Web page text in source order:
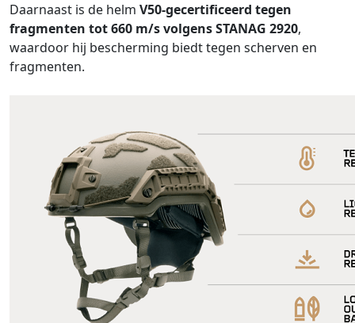
Daarnaast is de helm V50-gecertificeerd tegen
fragmenten tot 660 m/s volgens STANAG 2920,
waardoor hij bescherming biedt tegen scherven en
fragmenten.